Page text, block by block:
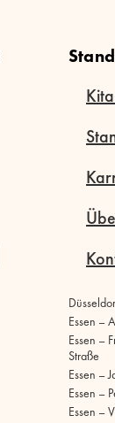
Essen –
Essen –
Straße
Essen –
Essen –
Essen –